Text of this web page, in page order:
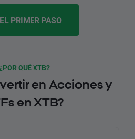
PRIMER PASO
¿POR QUÉ XTB?
en Acciones y
en XTB?